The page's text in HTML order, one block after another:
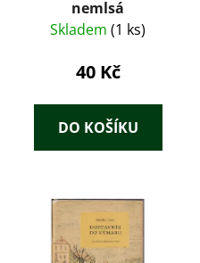
nemlsá
Skladem (1 ks)
40 Kč
DO KOŠÍKU